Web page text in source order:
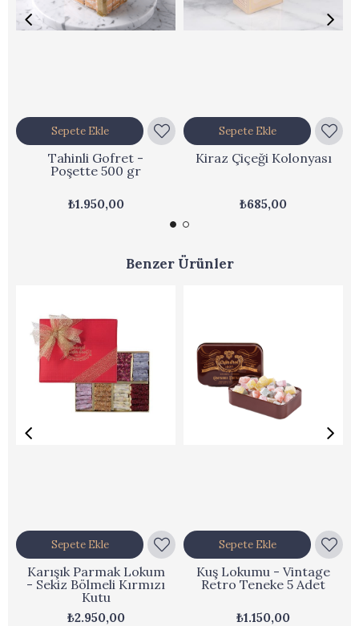
Tahinli Gofret -
Poşette 500 gr
₺1.950,00
Sepete Ekle
Kiraz Çiçeği Kolonyası
₺685,00
Sepete Ekle
Benzer Ürünler
Karışık Parmak Lokum
- Sekiz Bölmeli Kırmızı
Kutu
₺2.950,00
Sepete Ekle
Kuş Lokumu - Vintage
Retro Teneke 5 Adet
₺1.150,00
Sepete Ekle